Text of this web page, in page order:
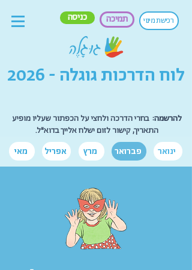
תמיכה רכישת מינוי כניסה
לוח הדרכות גוגלה - 2026
להרשמה: בחרי הדרכה ולחצי על הכפתור שעליו מופיע
התאריך, קישור לזום ישלח אלייך בדוא"ל.
מאי אפריל מרץ פברואר ינואר